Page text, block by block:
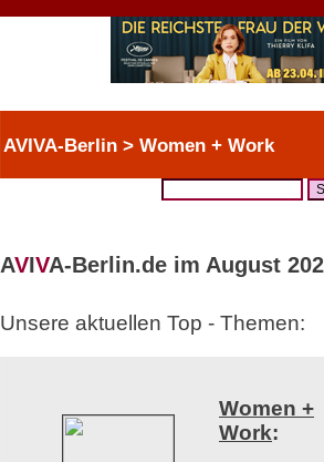
AVIVA-Berlin > Women + Work
AVIVA-Berlin.de im August
Unsere aktuellen Top - Themen:
Women +
Work: